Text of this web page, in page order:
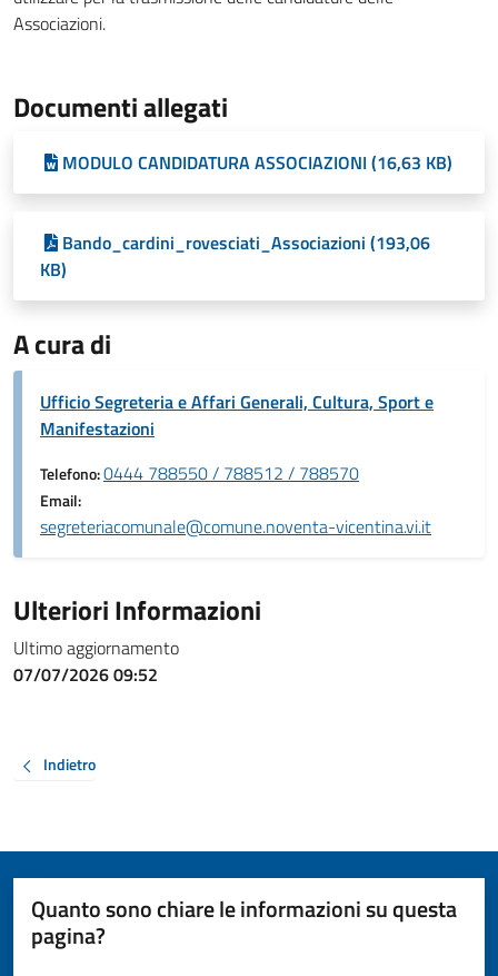
Associazioni.
Documenti allegati
MODULO CANDIDATURA ASSOCIAZIONI (16,63 KB)
Bando_cardini_rovesciati_Associazioni (193,06
KB)
A cura di
Ufficio Segreteria e Affari Generali, Cultura, Sport e
Manifestazioni
Telefono:0444 788550 / 788512 / 788570
Email:
segreteriacomunale@comune.noventa-vicentina.vi.it
Ulteriori Informazioni
Ultimo aggiornamento
07/07/2026 09:52
Indietro
Quanto sono chiare le informazioni su questa
pagina?